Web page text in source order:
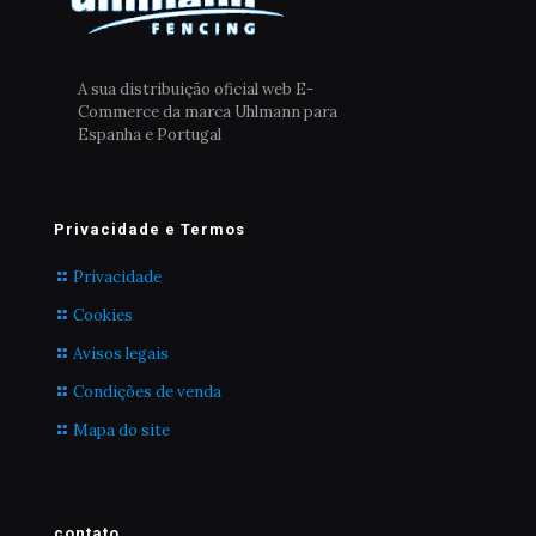
A sua distribuição oficial web E-
Commerce da marca Uhlmann para
Espanha e Portugal
Privacidade e Termos
Privacidade
Cookies
Avisos legais
Condições de venda
Mapa do site